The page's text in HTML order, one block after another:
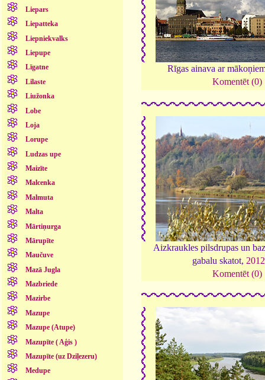
Liepars
Liepatteka
Liepniekvalks
Liepupe
Līgatne
Lilaste
Liužonka
Lobe
Loja
Lorupe
Ludzas upe
Maizīte
Malcenka
Malmuta
Malta
Mārtiņurga
Mārupīte
Maučuve
Mazā Jugla
Mazbriede
Mazirbe
Mazupe
Mazupe (Atupe)
Mazupīte ( Aģis )
Mazupīte (uz Dziļezeru)
Medupe
Rīgas ainava ar
Komentēt (0)
Aizkraukles pilsdrupas un
gabalu skatot, 2012
Komentēt (0)